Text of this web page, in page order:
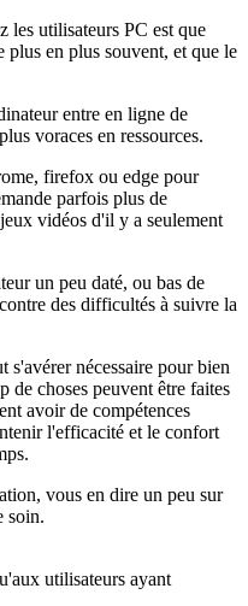
les utilisateurs PC est que
en plus souvent, et que le
entre en ligne de
voraces en ressources.
firefox ou edge pour
parfois plus de
vidéos d'il y a seulement
un peu daté, ou bas de
des difficultés à suivre la
nécessaire pour bien
de choses peuvent être faites
avoir de compétences
l'efficacité et le confort
vous en dire un peu sur
soin.
utilisateurs ayant